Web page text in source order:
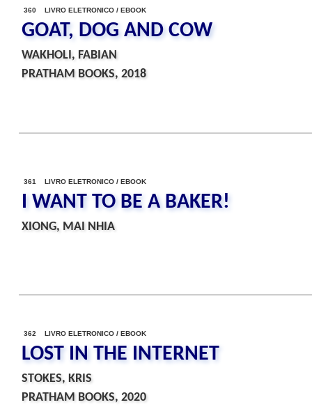
360 LIVRO ELETRONICO / EBOOK
GOAT, DOG AND COW
WAKHOLI, FABIAN
PRATHAM BOOKS, 2018
361 LIVRO ELETRONICO / EBOOK
I WANT TO BE A BAKER!
XIONG, MAI NHIA
362 LIVRO ELETRONICO / EBOOK
LOST IN THE INTERNET
STOKES, KRIS
PRATHAM BOOKS, 2020